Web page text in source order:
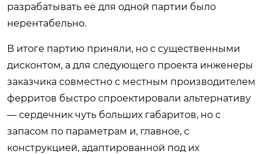
разрабатывать её для одной партии было
нерентабельно.
В итоге партию приняли, но с существенными
дисконтом, а для следующего проекта инженеры
заказчика совместно с местным производителем
ферритов быстро спроектировали альтернативу
— сердечник чуть больших габаритов, но с
запасом по параметрам и, главное, с
конструкцией, адаптированной под их